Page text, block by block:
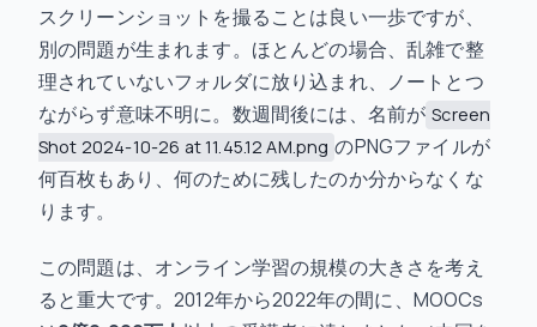
スクリーンショットを撮ることは良い一歩ですが、
別の問題が生まれます。ほとんどの場合、乱雑で整
理されていないフォルダに放り込まれ、ノートとつ
ながらず意味不明に。数週間後には、名前が Screen
Shot 2024-10-26 at 11.45.12 AM.png のPNGファイルが
何百枚もあり、何のために残したのか分からなくな
ります。
この問題は、オンライン学習の規模の大きさを考え
ると重大です。2012年から2022年の間に、MOOCs